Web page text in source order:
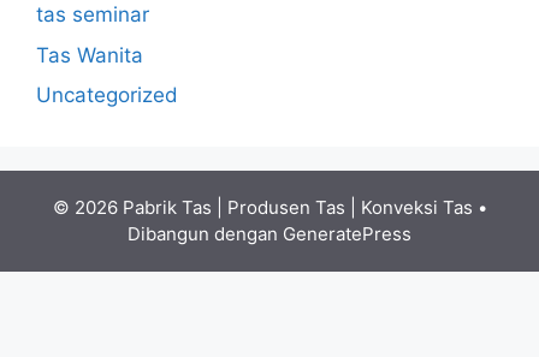
tas seminar
Tas Wanita
Uncategorized
© 2026 Pabrik Tas | Produsen Tas | Konveksi Tas •
Dibangun dengan GeneratePress